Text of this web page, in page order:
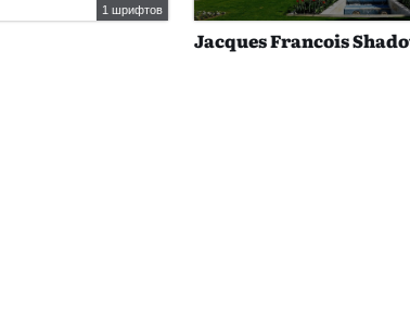
1 шрифтов
Jacques Francois Shadow